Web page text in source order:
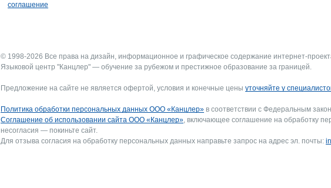
соглашение
© 1998-2026 Все права на дизайн, информационное и графическое содержание интернет-
Языковой центр "Канцлер" — обучение за рубежом и престижное образование за границей.
Предложение на сайте не является офертой, условия и конечные цены уточняйте у
Политика обработки персональных данных ООО «Канцлер» в соответствии с Федеральным
Соглашение об использовании сайта ООО «Канцлер», включающее соглашение на обработку
несогласия — покиньте сайт.
Для отзыва согласия на обработку персональных данных направьте запрос на адрес эл. почты: